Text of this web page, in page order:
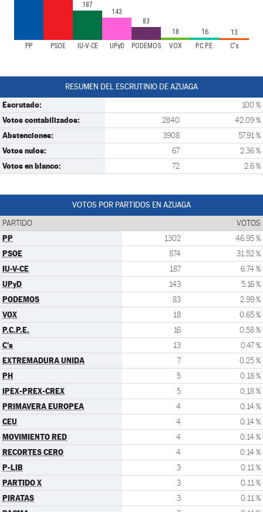
PP PSOE IU-V-CE UPyD PODEMOS VOX P.C.P.E. C's
187
143
83
18
16 13
RESUMEN DEL ESCRUTINIO DE AZUAGA
Escrutado: 100 %
Votos contabilizados: 2840 42.09 %
Abstenciones: 3908 57.91 %
Votos nulos: 67 2.36 %
Votos en blanco: 72 2.6 %
VOTOS POR PARTIDOS EN AZUAGA
PARTIDO VOTOS
PP 1302 46.95 %
PSOE 874 31.52 %
IU-V-CE 187 6.74 %
UPyD 143 5.16 %
PODEMOS 83 2.99 %
VOX 18 0.65 %
P.C.P.E. 16 0.58 %
C's 13 0.47 %
EXTREMADURA UNIDA 7 0.25 %
PH 5 0.18 %
IPEX-PREX-CREX 5 0.18 %
PRIMAVERA EUROPEA 4 0.14 %
CEU 4 0.14 %
MOVIMIENTO RED 4 0.14 %
RECORTES CERO 4 0.14 %
P-LIB 3 0.11 %
PARTIDO X 3 0.11 %
PIRATAS 3 0.11 %